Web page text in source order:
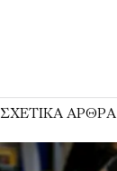
ΣΧΕΤΙΚΑ ΑΡΘΡΑ